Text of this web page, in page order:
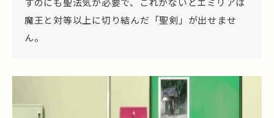
魔王と対等以上に切り結んだ「聖剣」が出せませ
ん。